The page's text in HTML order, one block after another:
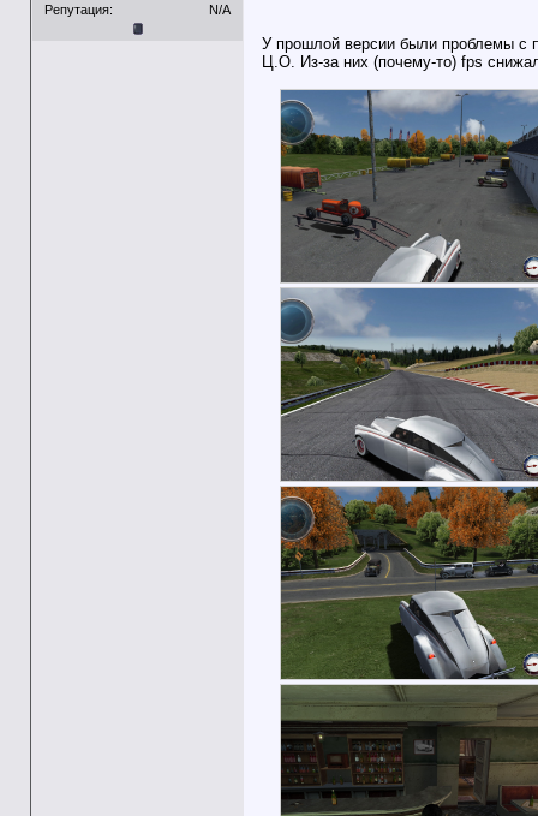
Репутация:
N/A
У прошлой версии были проблемы с
Ц.О. Из-за них (почему-то) fps